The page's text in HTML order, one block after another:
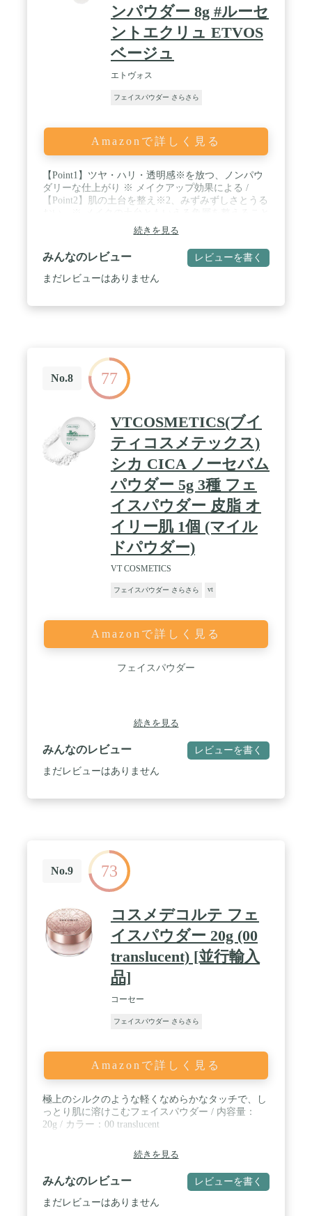
ンパウダー 8g #ルーセ
ントエクリュ ETVOS
ベージュ
エトヴォス
フェイスパウダー さらさら
Amazonで詳しく見る
【Point1】ツヤ・ハリ・透明感※を放つ、ノンパウ
ダリーな仕上がり ※ メイクアップ効果による /
【Point2】肌の土台を整え※2、みずみずしさとうる
/ 【Point3】敏感肌にもやさしい肌あたりのパウダー
＆パフ / 【Point4】石けんオフできて肌にやさしい
続きを見る
みんなのレビュー レビューを書く
まだレビューはありません
No.8 77
VTCOSMETICS(ブイ
ティコスメテックス)
シカ CICA ノーセバム
パウダー 5g 3種 フェ
イスパウダー 皮脂 オ
イリー肌 1個 (マイル
ドパウダー)
VT COSMETICS
フェイスパウダー さらさら vt
Amazonで詳しく見る
フェイスパウダー
続きを見る
みんなのレビュー レビューを書く
まだレビューはありません
No.9 73
コスメデコルテ フェ
イスパウダー 20g (00
translucent) [並行輸入
品]
コーセー
フェイスパウダー さらさら
Amazonで詳しく見る
極上のシルクのような軽くなめらかなタッチで、し
っとり肌に溶けこむフェイスパウダー / 内容量：
20g / カラー：00 translucent
続きを見る
みんなのレビュー レビューを書く
まだレビューはありません